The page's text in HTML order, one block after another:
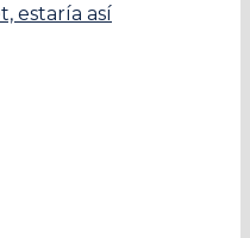
estaría así